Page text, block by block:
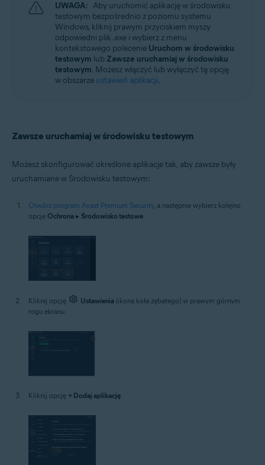
UWAGA: Aby uruchomić aplikację w środowisku
testowym bezpośrednio z poziomu systemu
Windows, kliknij prawym przyciskiem myszy
odpowiedni plik .exe i wybierz z menu
kontekstowego polecenie Uruchom w środowisku
testowym lub Zawsze uruchamiaj w środowisku
testowym. Możesz włączyć lub wyłączyć tę opcję
w obszarze ustawień aplikacji.
Zawsze uruchamiaj w środowisku testowym
Możesz skonfigurować określone aplikacje tak, aby zawsze były
uruchamiane w Środowisku testowym:
Otwórz program Avast Premium Security, a następnie wybierz kolejno
opcje Ochrona ▸ Środowisko testowe.
Kliknij opcję Ustawienia (ikona koła zębatego) w prawym górnym
rogu ekranu.
Kliknij opcję + Dodaj aplikację